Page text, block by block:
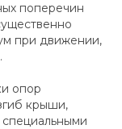
поперечин
при движении,
опор
крыши,